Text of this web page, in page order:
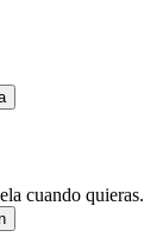
cuando quieras.